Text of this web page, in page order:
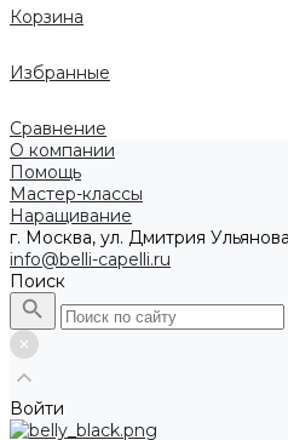
Корзина
Избранные
Сравнение
О компании
Помощь
Мастер-классы
Наращивание
г. Москва, ул. Дмитрия
info@belli-capelli.ru
Поиск
Войти